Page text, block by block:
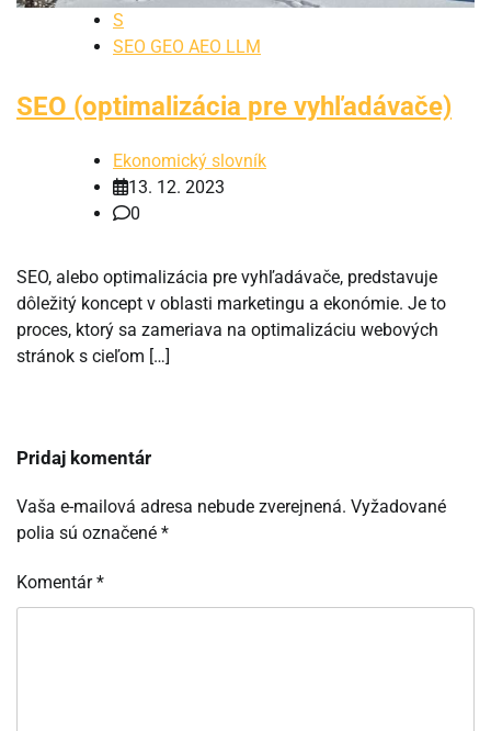
S
SEO GEO AEO LLM
SEO (optimalizácia pre vyhľadávače)
Ekonomický slovník
13. 12. 2023
0
SEO, alebo optimalizácia pre vyhľadávače, predstavuje
dôležitý koncept v oblasti marketingu a ekonómie. Je to
proces, ktorý sa zameriava na optimalizáciu webových
stránok s cieľom […]
Pridaj komentár
Vaša e-mailová adresa nebude zverejnená. Vyžadované
polia sú označené *
Komentár*